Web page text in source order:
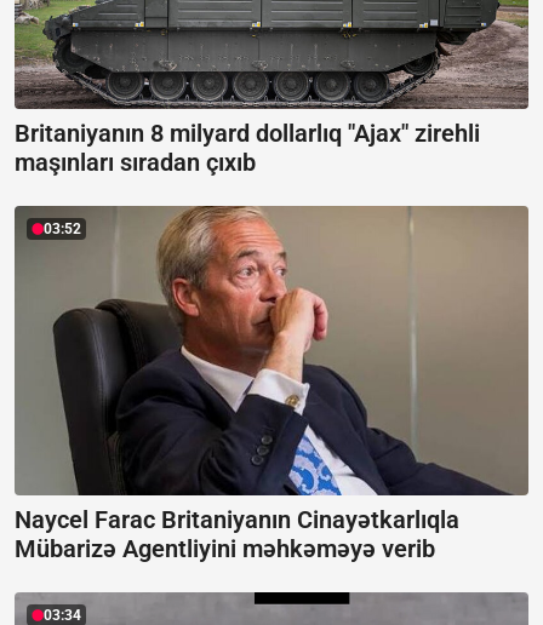
Britaniyanın 8 milyard dollarlıq "Ajax" zirehli
maşınları sıradan çıxıb
03:52
Naycel Farac Britaniyanın Cinayətkarlıqla
Mübarizə Agentliyini məhkəməyə verib
03:34